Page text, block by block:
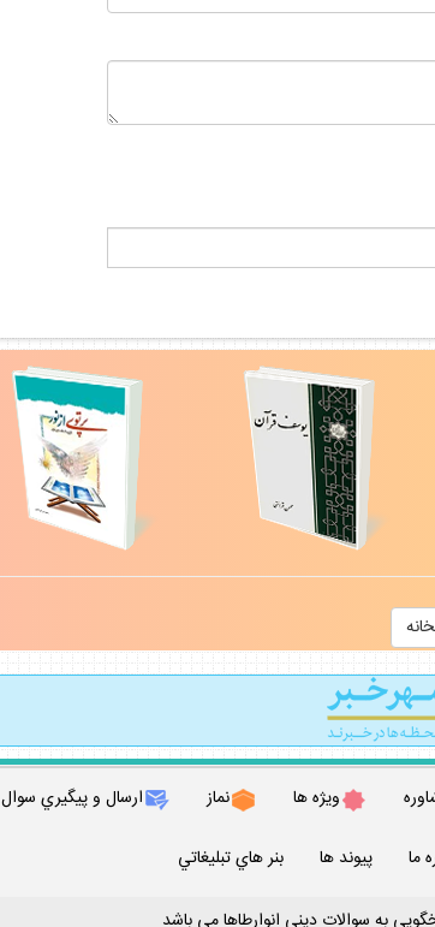
ويژه ها نماز ارسال و پيگيري سوال
ما پيوند ها بنر هاي تبليغاتي
به سوالات ديني انوارطاها مي باشد